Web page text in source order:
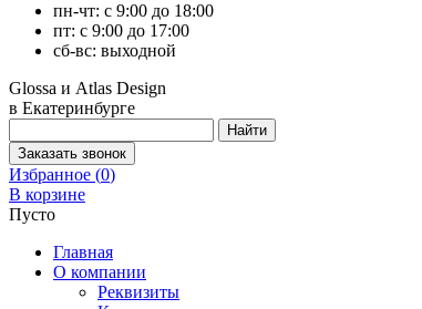
пн-чт: с 9:00 до 18:00
пт: с 9:00 до 17:00
сб-вс: выходной
Glossa и Atlas Design
в Екатеринбурге
Избранное (0)
В корзине
Пусто
Главная
О компании
Реквизиты